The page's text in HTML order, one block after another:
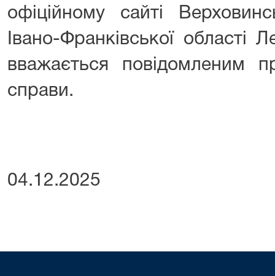
офіційному сайті
Івано-Франківської області
вважається повідомленим
справи.
04.12.2025